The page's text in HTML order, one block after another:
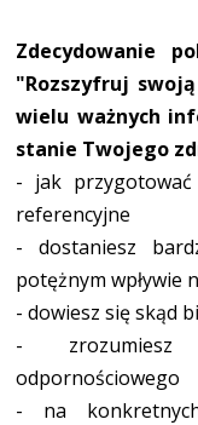
Zdecydowanie
"Rozszyfruj
wielu ważnych
stanie Twojego
- jak
referencyjne
- dostaniesz
potężnym wpływie
- dowiesz się skąd
- zrozumiesz
odpornościowego
- na